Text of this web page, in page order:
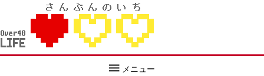
 メニュー